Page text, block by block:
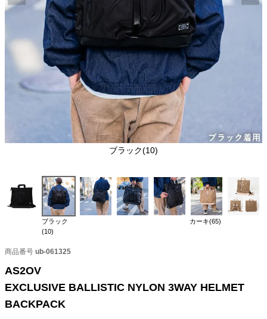
ブラック(10)
ブラック
(10)
カーキ(65)
商品番号 ub-061325
AS2OV
EXCLUSIVE BALLISTIC NYLON 3WAY HELMET
BACKPACK